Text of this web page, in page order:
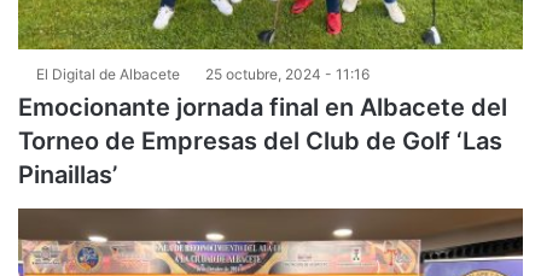
El Digital de Albacete 25 octubre, 2024 - 11:16
Emocionante jornada final en Albacete del
Torneo de Empresas del Club de Golf ‘Las
Pinaillas’